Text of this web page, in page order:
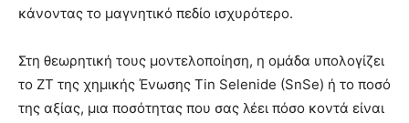
κάνοντας το μαγνητικό πεδίο ισχυρότερο.
Στη θεωρητική τους μοντελοποίηση, η ομάδα υπολογίζει
το ZT της χημικής Ένωσης Tin Selenide (SnSe) ή το ποσό
της αξίας, μια ποσότητας που σας λέει πόσο κοντά είναι